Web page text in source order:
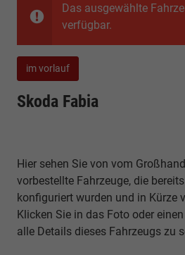
Das ausgewählte
verfügbar.
im vorlauf
Skoda Fabia
Hier sehen Sie von vom
vorbestellte Fahrzeuge, die
konfiguriert wurden und in Kürze
Klicken Sie in das Foto oder
alle Details dieses Fahrzeugs zu